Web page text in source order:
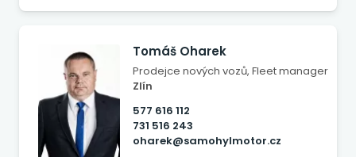
Tomáš Oharek
Prodejce nových vozů, Fleet manager
Zlín
577 616 112
731 516 243
oharek@samohylmotor.cz